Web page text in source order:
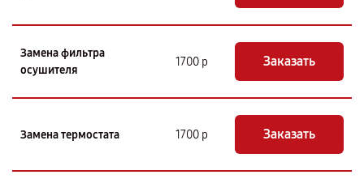
Замена фильтра
осушителя
1700 р Заказать
Замена термостата 1700 р Заказать